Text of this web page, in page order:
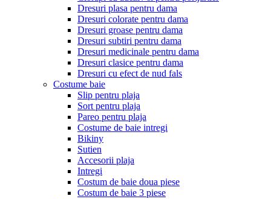
Dresuri plasa pentru dama
Dresuri colorate pentru dama
Dresuri groase pentru dama
Dresuri subtiri pentru dama
Dresuri medicinale pentru dama
Dresuri clasice pentru dama
Dresuri cu efect de nud fals
Costume baie
Slip pentru plaja
Sort pentru plaja
Pareo pentru plaja
Costume de baie intregi
Bikiny
Sutien
Accesorii plaja
Intregi
Costum de baie doua piese
Costum de baie 3 piese